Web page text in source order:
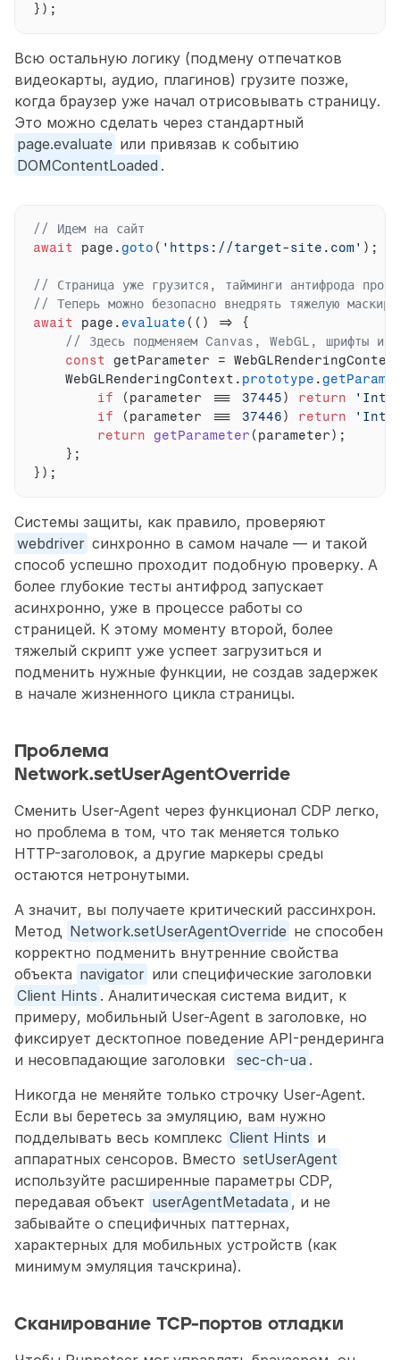
} ) ;
Всю остальную логику (подмену отпечатков
видеокарты, аудио, плагинов) грузите позже,
когда браузер уже начал отрисовывать страницу.
page.evaluate
DOMContentLoaded .
// Идем на сайт
await
page . goto ( 'https://target-site.com' ) ;
// Страница уже грузится, тайминги антифрода
// Теперь можно безопасно внедрять тяжелую
await
page . evaluate ( ( ) =>
{
// Здесь подменяем Canvas, WebGL, шрифты и
const
getParameter =
WebGLRenderingContext . prototype .
if
( parameter === 37445) return
if
( parameter === 37446) return
'Intel
return
getParameter ( parameter) ;
} ;
} ) ;
webdriver синхронно в самом начале — и такой
способ успешно проходит подобную проверку. А
более глубокие тесты антифрод запускает
асинхронно, уже в процессе работы со
страницей. К этому моменту второй, более
тяжелый скрипт уже успеет загрузиться и
подменить нужные функции, не создав задержек
в начале жизненного цикла страницы.
Проблема
Network.setUserAgentOverride
Сменить User-Agent через функционал CDP легко,
но проблема в том, что так меняется только
HTTP-заголовок, а другие маркеры среды
остаются нетронутыми.
А значит, вы получаете критический рассинхрон.
Метод Network.setUserAgentOverride не способен
корректно подменить внутренние свойства
объекта navigator
Client Hints . Аналитическая система видит, к
примеру, мобильный User-Agent в заголовке, но
фиксирует десктопное поведение API-рендеринга
и несовпадающие заголовки
sec-ch-ua .
Никогда не меняйте только строчку User-Agent.
Если вы беретесь за эмуляцию, вам нужно
подделывать весь комплекс Client Hints и
аппаратных сенсоров. Вместо setUserAgent
используйте расширенные параметры CDP,
передавая объект userAgentMetadata , и не
забывайте о специфичных паттернах,
характерных для мобильных устройств (как
минимум эмуляция тачскрина).
Сканирование TCP-портов отладки